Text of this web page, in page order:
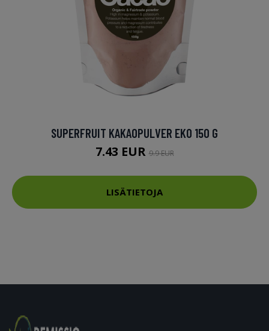
SUPERFRUIT KAKAOPULVER EKO 150 G
7.43 EUR9.9 EUR
LISÄTIETOJA